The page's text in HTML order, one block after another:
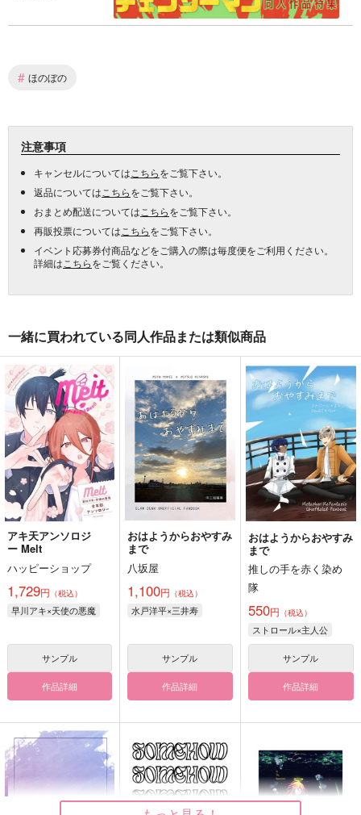
# ほのぼの
注意事項
キャンセルについては こちらをご覧下さい。
返品については こちらをご覧下さい。
おまとめ配送については こちらをご覧下さい。
再販投票については こちらをご覧下さい。
イベント応募券付商品などをご購入の際は毎度便をご利用ください。
詳細は こちらをご覧ください。
一緒に買われている同人作品または類似商品
アキ天アンソロジ
ー Melt
ハッピーショップ
1,729円 （税込）
早川アキ×天使の悪魔
サンプル
作品詳細
おはようからおやすみ
まで
八坂屋
1,100円 （税込）
水戸洋平×三井寿
サンプル
作品詳細
おはようからおやすみ
まで
推しの手を赤く染め
隊
550円 （税込）
ストロール×主人公
サンプル
作品詳細